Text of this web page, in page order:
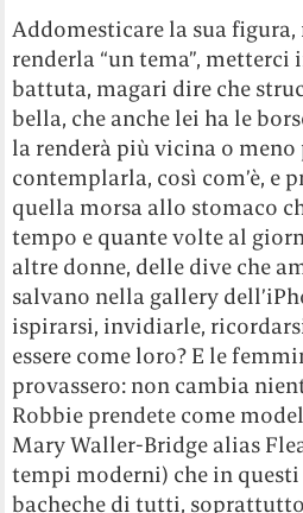
Addomesticare la sua
renderla “un tema”, metterci
battuta, magari dire che
bella, che anche lei ha le
la renderà più vicina o
contemplarla, così com’è, e
quella morsa allo stomaco
tempo e quante volte al
altre donne, delle dive che
salvano nella gallery
ispirarsi, invidiarle,
essere come loro? E le
provassero: non cambia
Robbie prendete come
Mary Waller-Bridge alias
tempi moderni) che in
bacheche di tutti,